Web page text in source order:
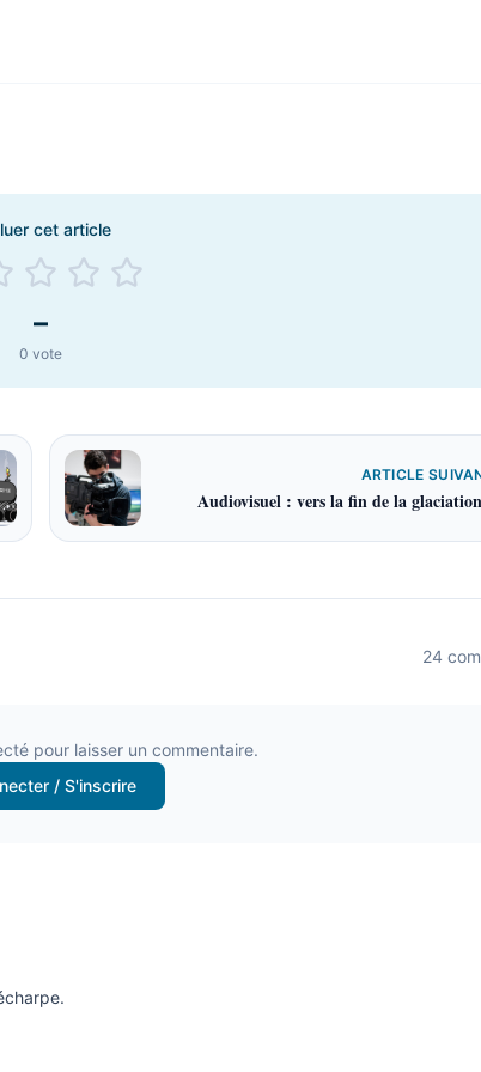
cet article
–
0 vote
ARTICLE
Audiovisuel : vers la fin de la
24
pour laisser un commentaire.
/ S'inscrire